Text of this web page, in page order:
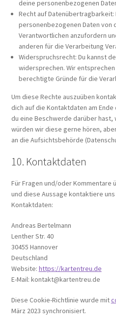
deine personenbezogenen
Recht auf Datenübertragbarkeit:
personenbezogenen Daten von
Verantwortlichen anzufordern
anderen für die Verarbeitung
Widerspruchsrecht: Du kannst
widersprechen. Wir
berechtigte Gründe für die
Um diese Rechte auszuüben
dich auf die Kontaktdaten am
du eine Beschwerde darüber hast,
würden wir diese gerne hören,
an die Aufsichtsbehörde
10. Kontaktdaten
Für Fragen und/oder Kommentare
und diese Aussage kontaktiere
Kontaktdaten:
Andreas Bertelmann
Lenther Str. 40
30455 Hannover
Deutschland
Website: https://kartentreu.de
E-Mail: kontakt@kartentreu.de
Diese Cookie-Richtlinie wurde mit
März 2023 synchronisiert.